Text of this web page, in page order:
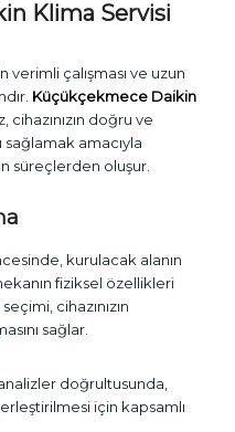
Klima Servisi
çalışması ve uzun
Küçükçekmece Daikin
doğru ve
sağlamak amacıyla
süreçlerden oluşur.
kurulacak alanın
fiziksel özellikleri
cihazınızın
sağlar.
doğrultusunda,
için kapsamlı